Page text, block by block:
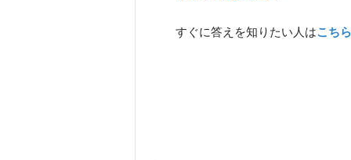
すぐに答えを知りたい人はこち